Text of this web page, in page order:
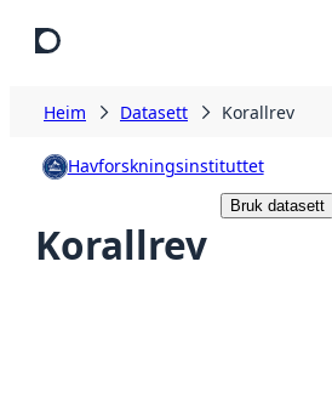
Heim Datasett Korallrev
Havforskningsinstituttet
Korallrev
Bruk datasett